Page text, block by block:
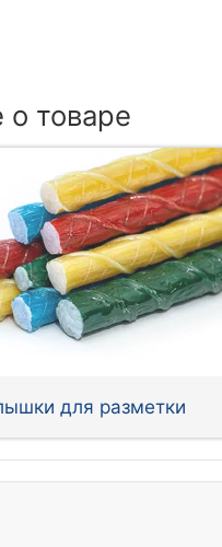
товаре
для разметки